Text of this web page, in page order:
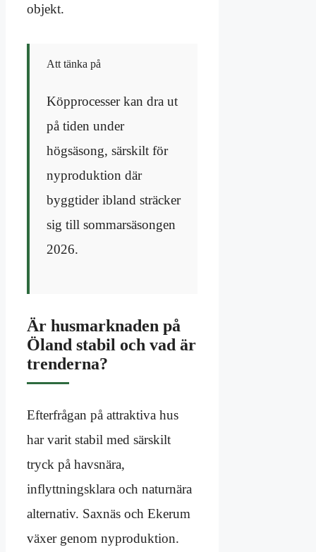
objekt.
Att tänka på
Köpprocesser kan dra ut
på tiden under
högsäsong, särskilt för
nyproduktion där
byggtider ibland sträcker
sig till sommarsäsongen
2026.
Är husmarknaden på
Öland stabil och vad är
trenderna?
Efterfrågan på attraktiva hus
har varit stabil med särskilt
tryck på havsnära,
inflyttningsklara och naturnära
alternativ. Saxnäs och Ekerum
växer genom nyproduktion.